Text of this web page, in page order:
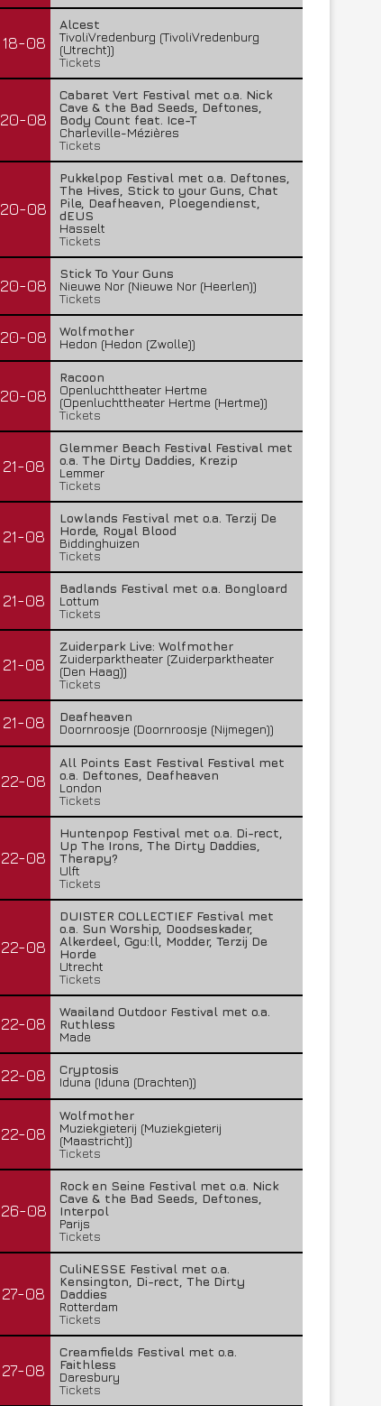
18-08
Alcest
TivoliVredenburg (TivoliVredenburg
(Utrecht))
Tickets
20-08
Cabaret Vert Festival met o.a. Nick
Cave & the Bad Seeds, Deftones,
Body Count feat. Ice-T
Charleville-Mézières
Tickets
20-08
Pukkelpop Festival met o.a. Deftones,
The Hives, Stick to your Guns, Chat
Pile, Deafheaven, Ploegendienst,
dEUS
Hasselt
Tickets
20-08
Stick To Your Guns
Nieuwe Nor (Nieuwe Nor (Heerlen))
Tickets
20-08
Wolfmother
Hedon (Hedon (Zwolle))
20-08
Racoon
Openluchttheater Hertme
(Openluchttheater Hertme (Hertme))
Tickets
21-08
Glemmer Beach Festival Festival met
o.a. The Dirty Daddies, Krezip
Lemmer
Tickets
21-08
Lowlands Festival met o.a. Terzij De
Horde, Royal Blood
Biddinghuizen
Tickets
21-08
Badlands Festival met o.a. Bongloard
Lottum
Tickets
21-08
Zuiderpark Live: Wolfmother
Zuiderparktheater (Zuiderparktheater
(Den Haag))
Tickets
21-08
Deafheaven
Doornroosje (Doornroosje (Nijmegen))
22-08
All Points East Festival Festival met
o.a. Deftones, Deafheaven
London
Tickets
22-08
Huntenpop Festival met o.a. Di-rect,
Up The Irons, The Dirty Daddies,
Therapy?
Ulft
Tickets
22-08
DUISTER COLLECTIEF Festival met
o.a. Sun Worship, Doodseskader,
Alkerdeel, Ggu:ll, Modder, Terzij De
Horde
Utrecht
Tickets
22-08
Waailand Outdoor Festival met o.a.
Ruthless
Made
22-08
Cryptosis
Iduna (Iduna (Drachten))
22-08
Wolfmother
Muziekgieterij (Muziekgieterij
(Maastricht))
Tickets
26-08
Rock en Seine Festival met o.a. Nick
Cave & the Bad Seeds, Deftones,
Interpol
Parijs
Tickets
27-08
CuliNESSE Festival met o.a.
Kensington, Di-rect, The Dirty
Daddies
Rotterdam
Tickets
27-08
Creamfields Festival met o.a.
Faithless
Daresbury
Tickets